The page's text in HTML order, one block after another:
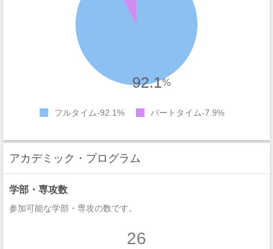
92.1%
フルタイム 92.1% パートタイム 7.9%
アカデミック・プログラム
学部・専攻数
参加可能な学部・専攻の数です。
26